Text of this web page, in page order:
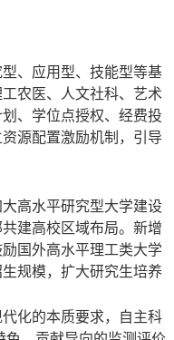
、应用型、技能型等基
农医、人文社科、艺术
、学位点授权、经费投
源配置激励机制，引导
高水平研究型大学建设
建高校区域布局。新增
国外高水平理工类大学
规模，扩大研究生培养
化的本质要求，自主科